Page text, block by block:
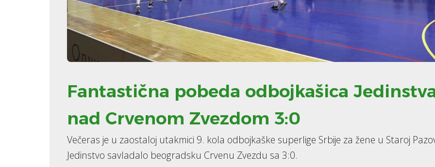
Fantastična pobeda odbojkašica
nad Crvenom Zvezdom 3:0
Večeras je u zaostaloj utakmici 9. kola odbojkaške superlige Srbije za žene u Staroj
Jedinstvo savladalo beogradsku Crvenu Zvezdu sa 3:0.